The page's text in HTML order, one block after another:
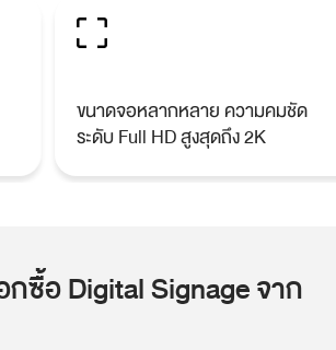
ลาย ความคมชัด
สูงสุดถึง 2K
กซื้อ Digital Signage จาก